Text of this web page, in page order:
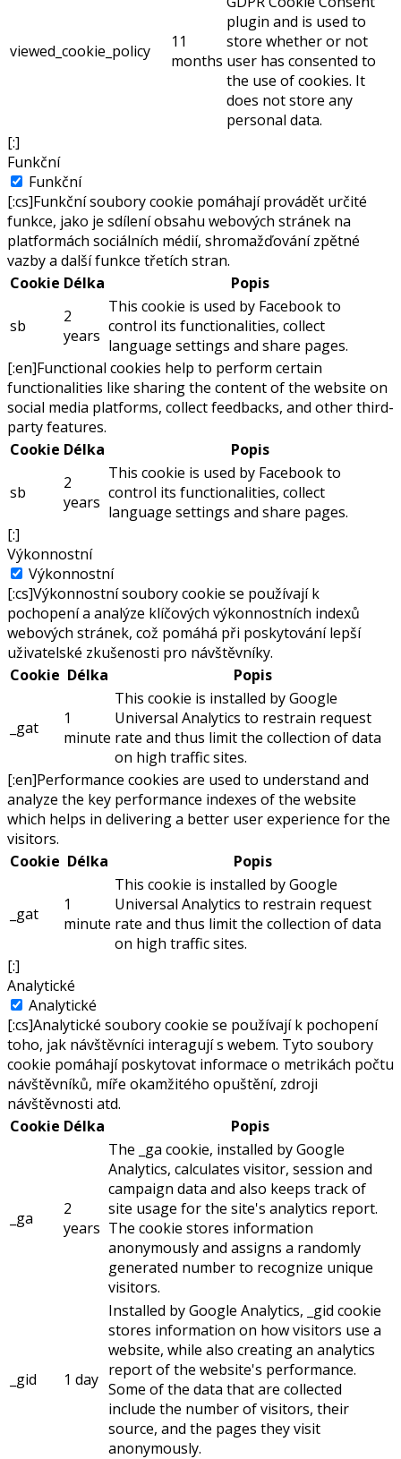
viewed_cookie_policy
11
months
plugin and is used to
store whether or not
user has consented to
the use of cookies. It
does not store any
personal data.
[:]
Funkční
Funkční
[:cs]Funkční soubory cookie pomáhají provádět určité
funkce, jako je sdílení obsahu webových stránek na
platformách sociálních médií, shromažďování zpětné
vazby a další funkce třetích stran.
Cookie Délka Popis
sb
2
years
This cookie is used by Facebook to
control its functionalities, collect
language settings and share pages.
[:en]Functional cookies help to perform certain
functionalities like sharing the content of the website on
social media platforms, collect feedbacks, and other third-
party features.
Cookie Délka Popis
sb
2
years
This cookie is used by Facebook to
control its functionalities, collect
language settings and share pages.
[:]
Výkonnostní
Výkonnostní
[:cs]Výkonnostní soubory cookie se používají k
pochopení a analýze klíčových výkonnostních indexů
webových stránek, což pomáhá při poskytování lepší
uživatelské zkušenosti pro návštěvníky.
Cookie Délka Popis
_gat
1
minute
This cookie is installed by Google
Universal Analytics to restrain request
rate and thus limit the collection of data
on high traffic sites.
[:en]Performance cookies are used to understand and
analyze the key performance indexes of the website
which helps in delivering a better user experience for the
visitors.
Cookie Délka Popis
_gat
1
minute
This cookie is installed by Google
Universal Analytics to restrain request
rate and thus limit the collection of data
on high traffic sites.
[:]
Analytické
Analytické
[:cs]Analytické soubory cookie se používají k pochopení
toho, jak návštěvníci interagují s webem. Tyto soubory
cookie pomáhají poskytovat informace o metrikách počtu
návštěvníků, míře okamžitého opuštění, zdroji
návštěvnosti atd.
Cookie Délka Popis
_ga
2
years
The _ga cookie, installed by Google
Analytics, calculates visitor, session and
campaign data and also keeps track of
site usage for the site's analytics report.
The cookie stores information
anonymously and assigns a randomly
generated number to recognize unique
visitors.
_gid 1 day
Installed by Google Analytics, _gid cookie
stores information on how visitors use a
website, while also creating an analytics
report of the website's performance.
Some of the data that are collected
include the number of visitors, their
source, and the pages they visit
anonymously.